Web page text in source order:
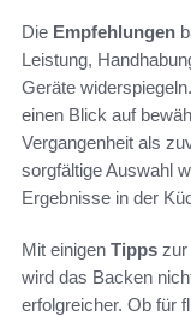
Die Empfehlungen
Leistung,
Geräte
einen Blick auf
Vergangenheit als
sorgfältige Auswahl
Ergebnisse in der
Mit einigen Tipps zur
wird das Backen
erfolgreicher. Ob für